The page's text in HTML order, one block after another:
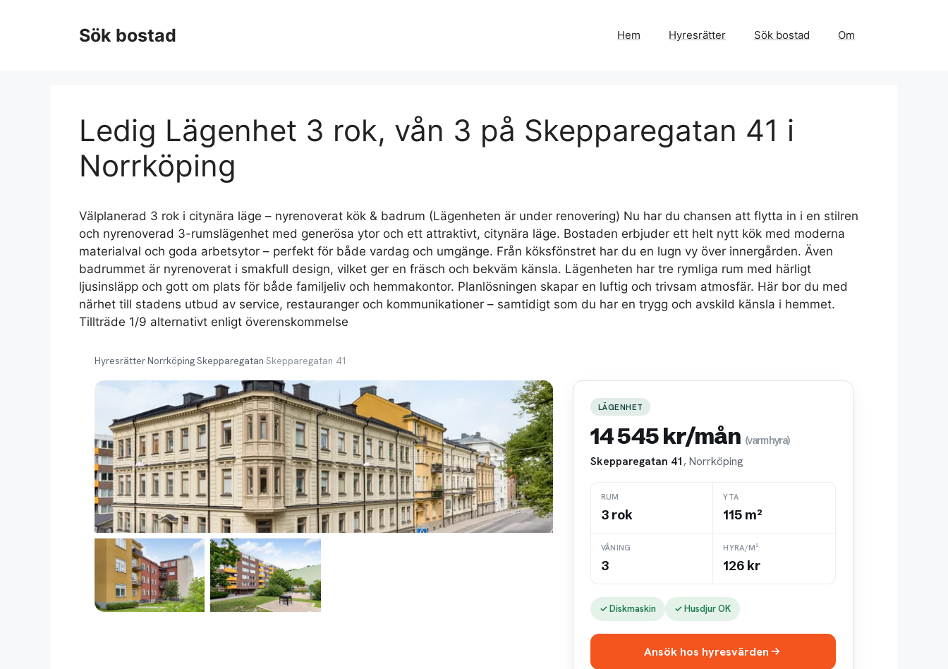
Sök bostad Hem Hyresrätter Sök bostad Om
Ledig Lägenhet 3 rok, vån 3 på Skepparegatan 41 i
Norrköping
Välplanerad 3 rok i citynära läge – nyrenoverat kök & badrum (Lägenheten är under renovering) Nu har du chansen att flytta in i en stilren
och nyrenoverad 3-rumslägenhet med generösa ytor och ett attraktivt, citynära läge. Bostaden erbjuder ett helt nytt kök med moderna
materialval och goda arbetsytor – perfekt för både vardag och umgänge. Från köksfönstret har du en lugn vy över innergården. Även
badrummet är nyrenoverat i smakfull design, vilket ger en fräsch och bekväm känsla. Lägenheten har tre rymliga rum med härligt
ljusinsläpp och gott om plats för både familjeliv och hemmakontor. Planlösningen skapar en luftig och trivsam atmosfär. Här bor du med
närhet till stadens utbud av service, restauranger och kommunikationer – samtidigt som du har en trygg och avskild känsla i hemmet.
Tillträde 1/9 alternativt enligt överenskommelse
Hyresrätter›Norrköping›Skepparegatan›Skepparegatan 41
LÄGENHET
14 545 kr/mån (varmhyra)
Skepparegatan 41, Norrköping
RUM
3 rok
YTA
115 m²
VÅNING
3
HYRA/M²
126 kr
✓ Diskmaskin ✓ Husdjur OK
Ansök hos hyresvärden